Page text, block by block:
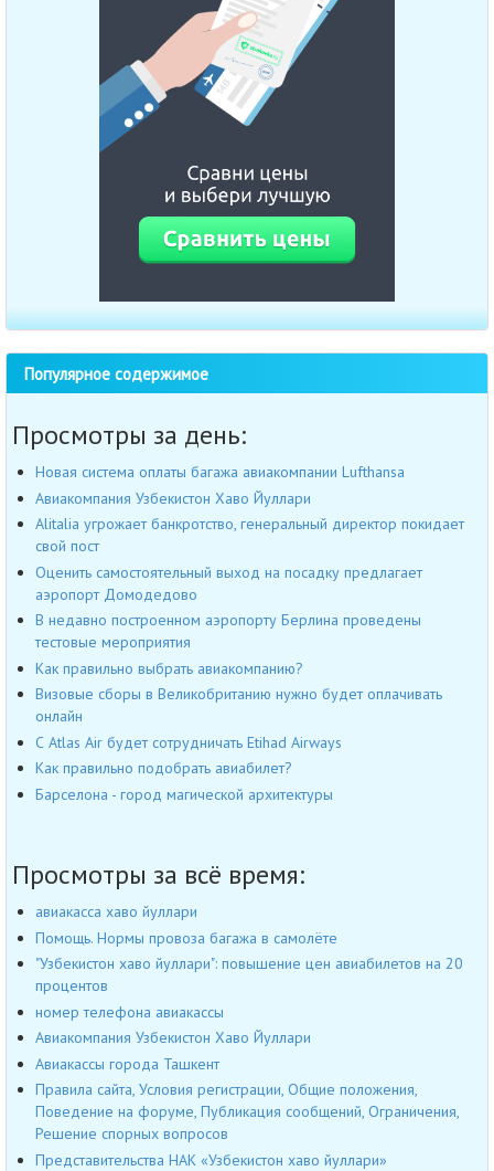
Популярное содержимое
Просмотры за день:
Новая система оплаты багажа авиакомпании Lufthansa
Авиакомпания Узбекистон Хаво Йуллари
Alitalia угрожает банкротство, генеральный директор покидает
свой пост
Оценить самостоятельный выход на посадку предлагает
аэропорт Домодедово
В недавно построенном аэропорту Берлина проведены
тестовые мероприятия
Как правильно выбрать авиакомпанию?
Визовые сборы в Великобританию нужно будет оплачивать
онлайн
С Atlas Air будет сотрудничать Etihad Airways
Как правильно подобрать авиабилет?
Барселона - город магической архитектуры
Просмотры за всё время:
авиакасса хаво йуллари
Помощь. Нормы провоза багажа в самолёте
"Узбекистон хаво йуллари": повышение цен авиабилетов на 20
процентов
номер телефона авиакассы
Авиакомпания Узбекистон Хаво Йуллари
Авиакассы города Ташкент
Правила сайта, Условия регистрации, Общие положения,
Поведение на форуме, Публикация сообщений, Ограничения,
Решение спорных вопросов
Представительства НАК «Узбекистон хаво йуллари»